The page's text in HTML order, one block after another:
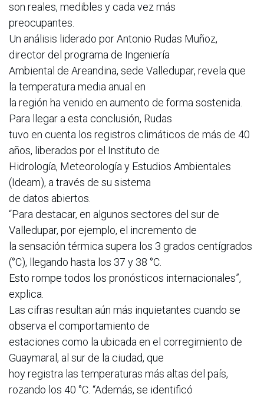
son reales, medibles y cada vez más
preocupantes.
Un análisis liderado por Antonio Rudas Muñoz,
director del programa de Ingeniería
Ambiental de Areandina, sede Valledupar, revela que
la temperatura media anual en
la región ha venido en aumento de forma sostenida.
Para llegar a esta conclusión, Rudas
tuvo en cuenta los registros climáticos de más de 40
años, liberados por el Instituto de
Hidrología, Meteorología y Estudios Ambientales
(Ideam), a través de su sistema
de datos abiertos.
“Para destacar, en algunos sectores del sur de
Valledupar, por ejemplo, el incremento de
la sensación térmica supera los 3 grados centígrados
(°C), llegando hasta los 37 y 38 °C.
Esto rompe todos los pronósticos internacionales”,
explica.
Las cifras resultan aún más inquietantes cuando se
observa el comportamiento de
estaciones como la ubicada en el corregimiento de
Guaymaral, al sur de la ciudad, que
hoy registra las temperaturas más altas del país,
rozando los 40 °C. “Además, se identificó